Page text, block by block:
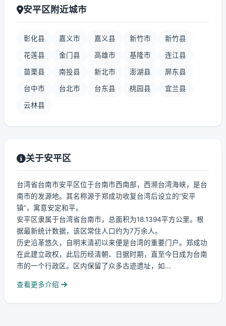
安平区附近城市
彰化县 嘉义市 嘉义县 新竹市 新竹县
花莲县 金门县 高雄市 基隆市 连江县
苗栗县 南投县 新北市 澎湖县 屏东县
台中市 台北市 台东县 桃园县 宜兰县
云林县
关于安平区
台湾省台南市安平区位于台南市西南部，西濒台湾海峡，是台
南市的发源地。其名称源于郑成功收复台湾后设立的“安平
镇”，寓意安定和平。
安平区隶属于台湾省台南市，总面积为18.1394平方公里。根
据最新统计数据，该区常住人口约为7万余人。
历史沿革悠久，自明末清初以来便是台湾的重要门户。郑成功
在此建立政权，此后历经清朝、日据时期，直至今日成为台南
市的一个行政区。区内保留了众多古迹遗址，如...
查看更多介绍